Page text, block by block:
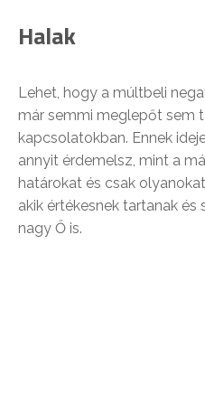
Halak
Lehet, hogy a múltbeli
már semmi meglepőt sem
kapcsolatokban. Ennek
annyit érdemelsz, mint a
határokat és csak
akik értékesnek tartanak
nagy Ő is.